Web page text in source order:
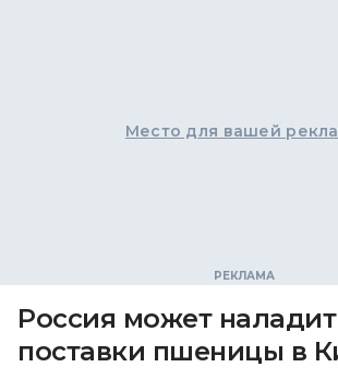
Место для вашей
Россия может
поставки пшеницы в